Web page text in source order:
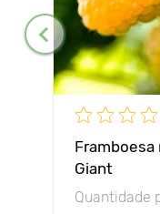
Giant
Quantidade